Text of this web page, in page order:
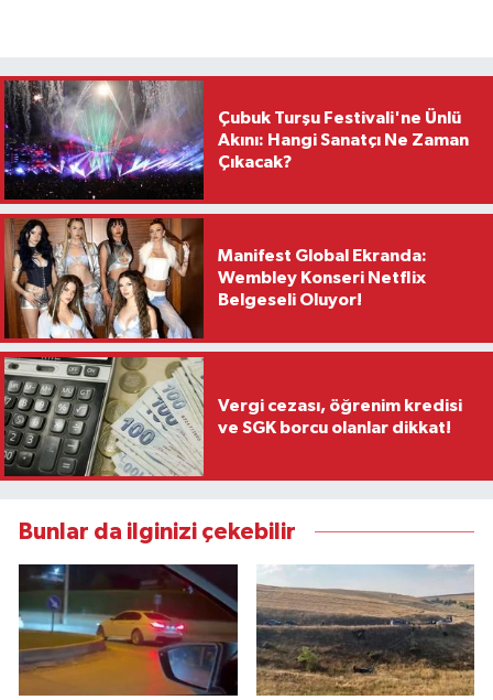
Çubuk Turşu Festivali'ne Ünlü
Akını: Hangi Sanatçı Ne Zaman
Çıkacak?
Manifest Global Ekranda:
Wembley Konseri Netflix
Belgeseli Oluyor!
Vergi cezası, öğrenim kredisi
ve SGK borcu olanlar dikkat!
Bunlar da ilginizi çekebilir